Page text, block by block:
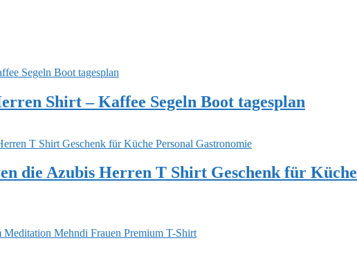
Shirt – Kaffee Segeln Boot tagesplan
die Azubis Herren T Shirt Geschenk für Küche